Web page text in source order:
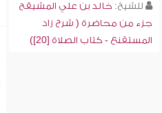
للشيخ: خالد بن علي المشيقح
جزء من محاضرة ( شرح زاد
المستقنع - كتاب الصلاة [20])